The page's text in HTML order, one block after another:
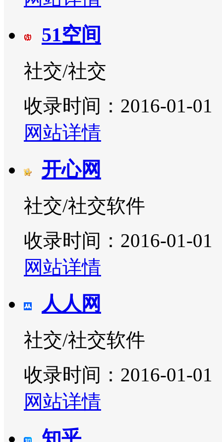
51空间
社交/社交
收录时间：2016-01-01
网站详情
开心网
社交/社交软件
收录时间：2016-01-01
网站详情
人人网
社交/社交软件
收录时间：2016-01-01
网站详情